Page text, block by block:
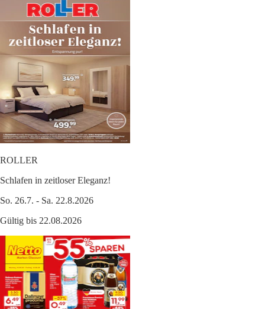
ROLLER
Schlafen in zeitloser Eleganz!
So. 26.7. - Sa. 22.8.2026
Gültig bis 22.08.2026